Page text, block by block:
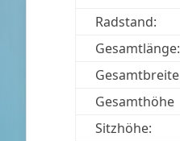
Radstand:
Gesamtlänge:
Gesamtbreite
Gesamthöhe
Sitzhöhe: